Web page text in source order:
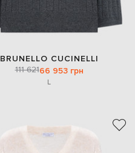
BRUNELLO CUCINELLI
111 62166 953 грн
L